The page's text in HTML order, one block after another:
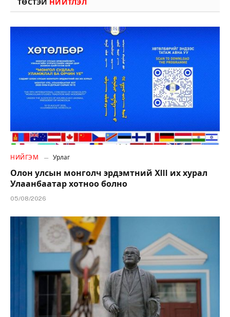
ТӨСТЭЙ НИЙТЛЭЛ
НИЙГЭМ Урлаг
Олон улсын монголч эрдэмтний XIII их хурал
Улаанбаатар хотноо болно
05/08/2026